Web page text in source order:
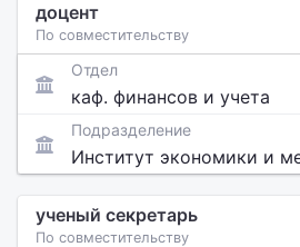
доцент
По совместительству
Отдел
каф. финансов и учета
Подразделение
Институт экономики и
ученый секретарь
По совместительству